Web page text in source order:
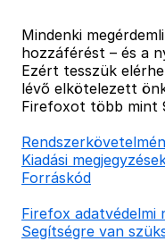
Mindenki
hozzáférést – és a
Ezért tesszük
lévő elkötelezett
Firefoxot több mint
Kiadási
Forráskód
Firefox adatvédelmi
Segítségre van